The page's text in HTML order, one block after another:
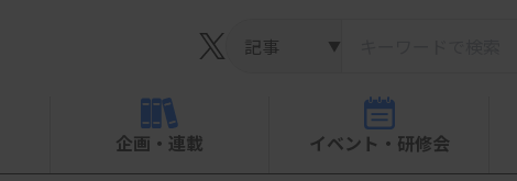
▼
企画・連載 イベント・研修会